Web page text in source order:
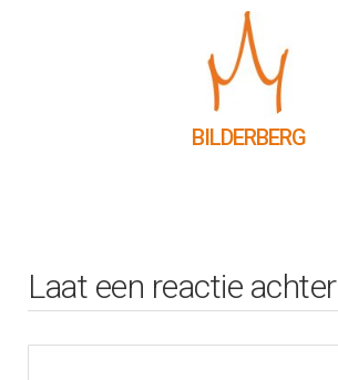
BILDERBERG
Laat een reactie achter